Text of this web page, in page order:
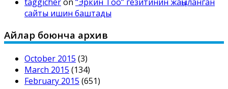
сайты ишин баштады
Айлар боюнча архив
October 2015 (3)
March 2015 (134)
February 2015 (651)